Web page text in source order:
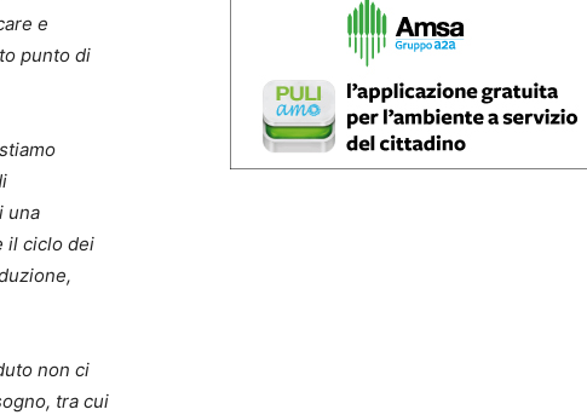
e
punto di
una
il ciclo dei
non ci
tra cui